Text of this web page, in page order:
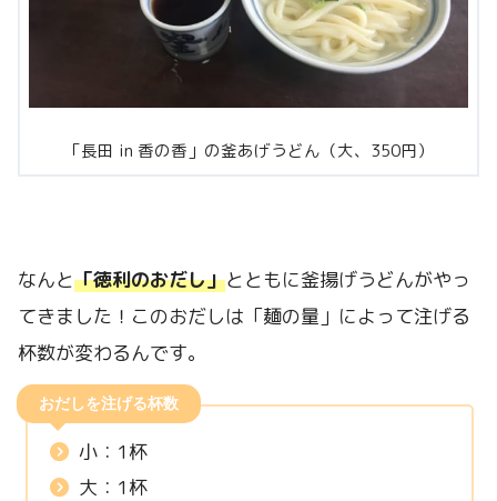
「長田 in 香の香」の釜あげうどん（大、350円）
なんと「徳利のおだし」とともに釜揚げうどんがやっ
てきました！このおだしは「麺の量」によって注げる
杯数が変わるんです。
おだしを注げる杯数
小：1杯
大：1杯